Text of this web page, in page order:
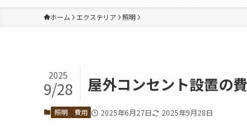
ホーム エクステリア 照明
屋外コンセント設置の
2025
9/28
照明 費用 2025年6月27日 2025年9月28日